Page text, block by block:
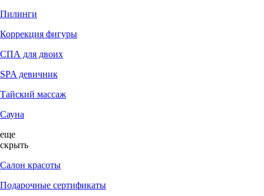
Пилинги
Коррекция фигуры
СПА для двоих
SPA девичник
Тайский массаж
Сауна
еще
скрыть
Салон красоты
Подарочные сертификаты